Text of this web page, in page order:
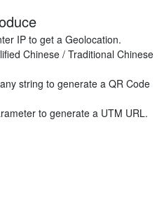
IP to get a Geolocation.
Chinese / Traditional Chinese
string to generate a QR Code
to generate a UTM URL.